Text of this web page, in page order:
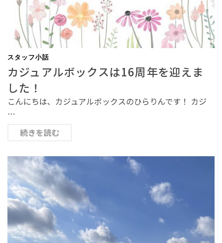
スタッフ小話
カジュアルボックスは16周年を迎えま
した！
こんにちは、カジュアルボックスのひらりんです！ カジ
…
続きを読む